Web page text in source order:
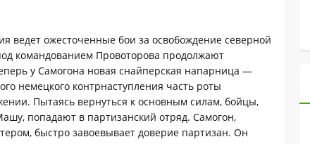
ведет ожесточенные бои за освобождение северной
командованием Провоторова продолжают
у Самогона новая снайперская напарница —
немецкого контрнаступления часть роты
Пытаясь вернуться к основным силам, бойцы,
попадают в партизанский отряд. Самогон,
быстро завоевывает доверие партизан. Он